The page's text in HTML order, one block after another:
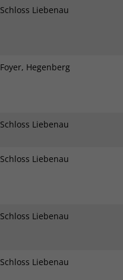
Schloss Liebenau
Foyer, Hegenberg
Schloss Liebenau
Schloss Liebenau
Schloss Liebenau
Schloss Liebenau